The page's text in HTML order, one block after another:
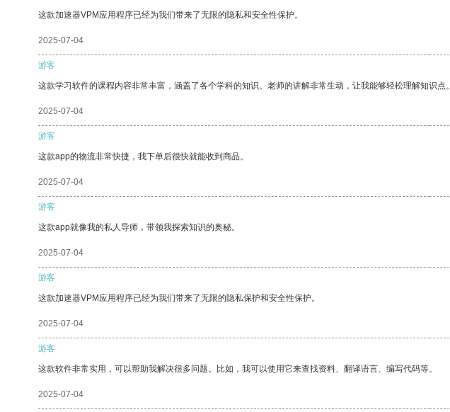
这款加速器VPM应用程序已经为我们带来了无限的隐私和安全性保护。
2025-07-04
游客
这款学习软件的课程内容非常丰富，涵盖了各个学科的知识。老师的讲解非常生动，让我能够轻松理解知识点。
2025-07-04
游客
这款app的物流非常快捷，我下单后很快就能收到商品。
2025-07-04
游客
这款app就像我的私人导师，带领我探索知识的奥秘。
2025-07-04
游客
这款加速器VPM应用程序已经为我们带来了无限的隐私保护和安全性保护。
2025-07-04
游客
这款软件非常实用，可以帮助我解决很多问题。比如，我可以使用它来查找资料、翻译语言、编写代码等。
2025-07-04